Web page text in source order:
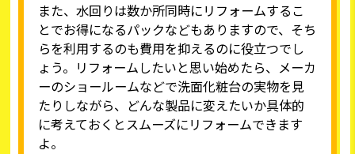
また、水回りは数か所同時にリフォームするこ
とでお得になるパックなどもありますので、そち
らを利用するのも費用を抑えるのに役立つでし
ょう。リフォームしたいと思い始めたら、メーカ
ーのショールームなどで洗面化粧台の実物を見
たりしながら、どんな製品に変えたいか具体的
に考えておくとスムーズにリフォームできます
よ。